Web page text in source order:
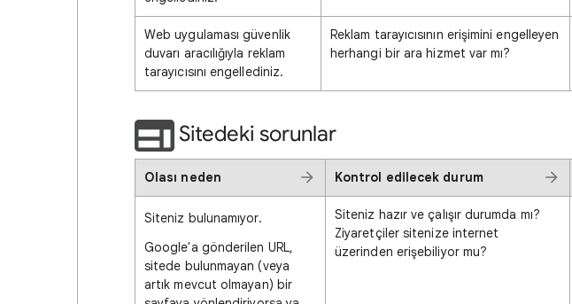
Web uygulaması güvenlik
duvarı aracılığıyla reklam
tarayıcısını engellediniz.
Reklam tarayıcısının erişimini engelleyen
herhangi bir ara hizmet var mı?
Sitedeki sorunlar
Olası neden Kontrol edilecek durum
Siteniz bulunamıyor.
Google'a gönderilen URL,
sitede bulunmayan (veya
artık mevcut olmayan) bir
Siteniz hazır ve çalışır durumda mı?
Ziyaretçiler sitenize internet
üzerinden erişebiliyor mu?